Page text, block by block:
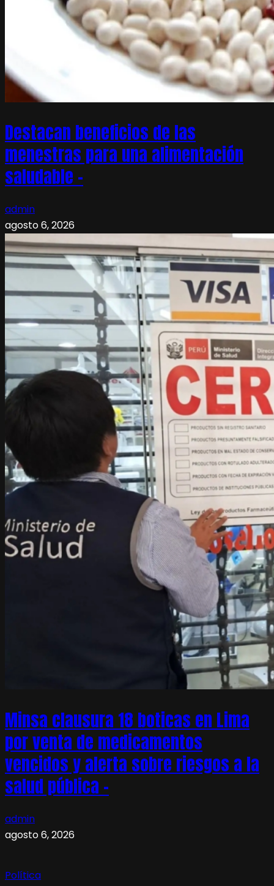
Destacan beneficios de las
menestras para una alimentación
saludable –
admin
agosto 6, 2026
Minsa clausura 18 boticas en Lima
por venta de medicamentos
vencidos y alerta sobre riesgos a la
salud pública –
admin
agosto 6, 2026
Política